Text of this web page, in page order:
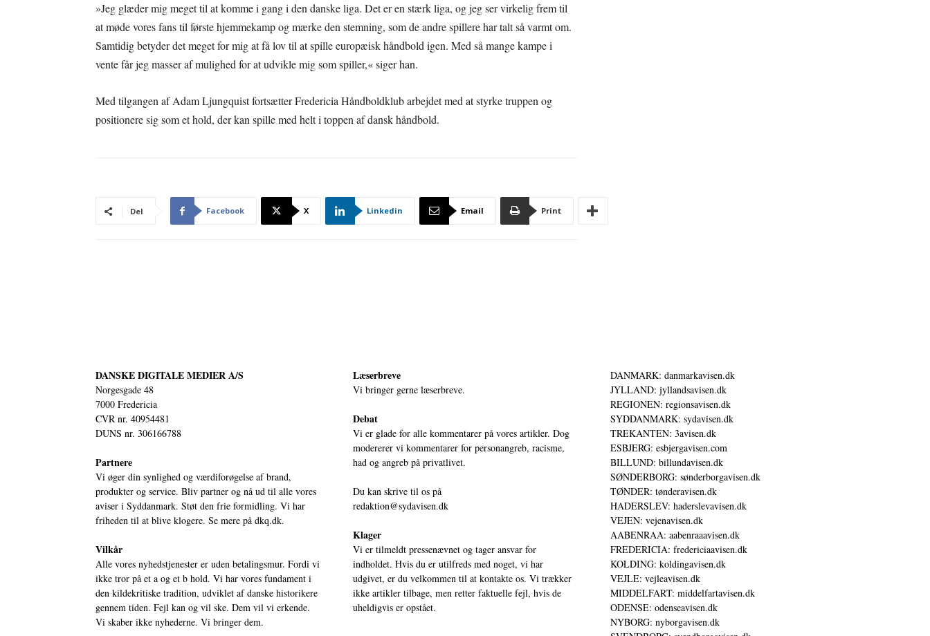
»Jeg glæder mig meget til at komme i gang i den danske liga. Det er en stærk liga, og jeg ser virkelig frem til
at møde vores fans til første hjemmekamp og mærke den stemning, som de andre spillere har talt så varmt om.
Samtidig betyder det meget for mig at få lov til at spille europæisk håndbold igen. Med så mange kampe i
vente får jeg masser af mulighed for at udvikle mig som spiller,« siger han.
Med tilgangen af Adam Ljungquist fortsætter Fredericia Håndboldklub arbejdet med at styrke truppen og
positionere sig som et hold, der kan spille med helt i toppen af dansk håndbold.
Del Facebook X Linkedin Email Print
DANSKE DIGITALE MEDIER A/S
Norgesgade 48
7000 Fredericia
CVR nr. 40954481
DUNS nr. 306166788
Partnere
Vi øger din synlighed og værdiforøgelse af brand,
produkter og service. Bliv partner og nå ud til alle vores
aviser i Syddanmark. Støt den frie formidling. Vi har
friheden til at blive klogere. Se mere på dkq.dk.
Vilkår
Alle vores nyhedstjenester er uden betalingsmur. Fordi vi
ikke tror på et a og et b hold. Vi har vores fundament i
den kildekritiske tradition, udviklet af danske historikere
gennem tiden. Fejl kan og vil ske. Dem vil vi erkende.
Vi skaber ikke nyhederne. Vi bringer dem.
Læserbreve
Vi bringer gerne læserbreve.
Debat
Vi er glade for alle kommentarer på vores artikler. Dog
modererer vi kommentarer for personangreb, racisme,
had og angreb på privatlivet.
Du kan skrive til os på
redaktion@sydavisen.dk
Klager
Vi er tilmeldt pressenævnet og tager ansvar for
indholdet. Hvis du er utilfreds med noget, vi har
udgivet, er du velkommen til at kontakte os. Vi trækker
ikke artikler tilbage, men retter faktuelle fejl, hvis de
uheldigvis er opstået.
DANMARK: danmarkavisen.dk
JYLLAND: jyllandsavisen.dk
REGIONEN: regionsavisen.dk
SYDDANMARK: sydavisen.dk
TREKANTEN: 3avisen.dk
ESBJERG: esbjergavisen.com
BILLUND: billundavisen.dk
SØNDERBORG: sønderborgavisen.dk
TØNDER: tønderavisen.dk
HADERSLEV: haderslevavisen.dk
VEJEN: vejenavisen.dk
AABENRAA: aabenraaavisen.dk
FREDERICIA: fredericiaavisen.dk
KOLDING: koldingavisen.dk
VEJLE: vejleavisen.dk
MIDDELFART: middelfartavisen.dk
ODENSE: odenseavisen.dk
NYBORG: nyborgavisen.dk